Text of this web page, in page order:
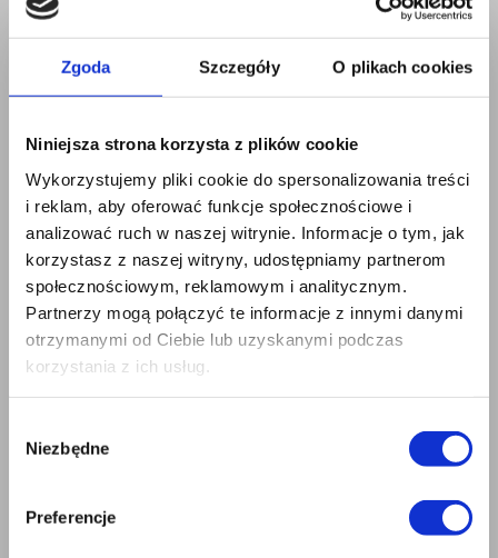
Zgoda Szczegóły O plikach cookies
Niniejsza strona korzysta z plików cookie
Wykorzystujemy pliki cookie do spersonalizowania treści
i reklam, aby oferować funkcje społecznościowe i
analizować ruch w naszej witrynie. Informacje o tym, jak
korzystasz z naszej witryny, udostępniamy partnerom
społecznościowym, reklamowym i analitycznym.
Partnerzy mogą połączyć te informacje z innymi danymi
otrzymanymi od Ciebie lub uzyskanymi podczas
korzystania z ich usług.
zgody
Niezbędne
Preferencje
wysoka wydajność
szeroki zakres stosowania (produkty asfaltowe, stal, bitumiczne płyty
faliste)
Korzyści
zwiększenie żywotności wykonanych pokryć dachowych
znaczne zmniejszenie nagrzewania się pokrycia dachowego
zmniejszenie nagrzewania się pomieszczeń pod pokryciem dachowym
skrócenie czasu pracy dzięki szybkiemu wysychaniu powłoki
odporność na UV i korozję zabezpieczonych elementów
produkt gotowy do użycia bezpośrednio po otwarciu
swisspor UV PROTECTOR